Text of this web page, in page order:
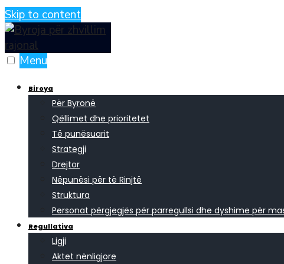
Skip to content
Menu
Biroya
Për Byronë
Qëllimet dhe prioritetet
Të punësuarit
Strategji
Drejtor
Nëpunësi për të Rinjtë
Struktura
Personat përgjegjës për parregullsi dhe dyshime për
Regullativa
Ligji
Aktet nënligjore